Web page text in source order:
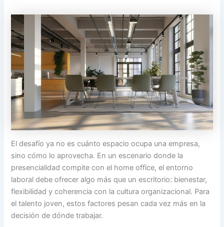
El desafío ya no es cuánto espacio ocupa una empresa,
sino cómo lo aprovecha. En un escenario donde la
presencialidad compite con el home office, el entorno
laboral debe ofrecer algo más que un escritorio: bienestar,
flexibilidad y coherencia con la cultura organizacional. Para
el talento joven, estos factores pesan cada vez más en la
decisión de dónde trabajar.